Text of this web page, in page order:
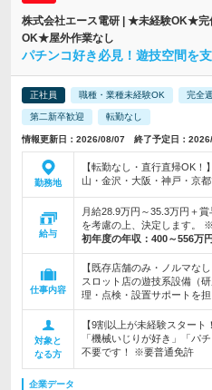
株式会社エース電研 | ★未経験OK★
OK★屋外作業なし
パチンコ好き必見！遊技空間を
正社員 職種・業種未経験OK 完全
第二新卒歓迎 転勤なし
情報更新日：2026/08/07 終了予定日：
勤務地
【転勤なし・直行直帰OK
山・金沢・大阪・神戸・京
給与
月給28.9万円～35.3万円＋
を考慮の上、決定します。
初年度の年収： 400～556万円
仕事内容
【既存店舗のみ・ノルマな
スロット店の遊技系設備（
理・点検・設置サポートを担
対象と
なる方
【9割以上が未経験スター
「機械いじりが好き」「パ
不要です！ ※要普通免許
企業データ